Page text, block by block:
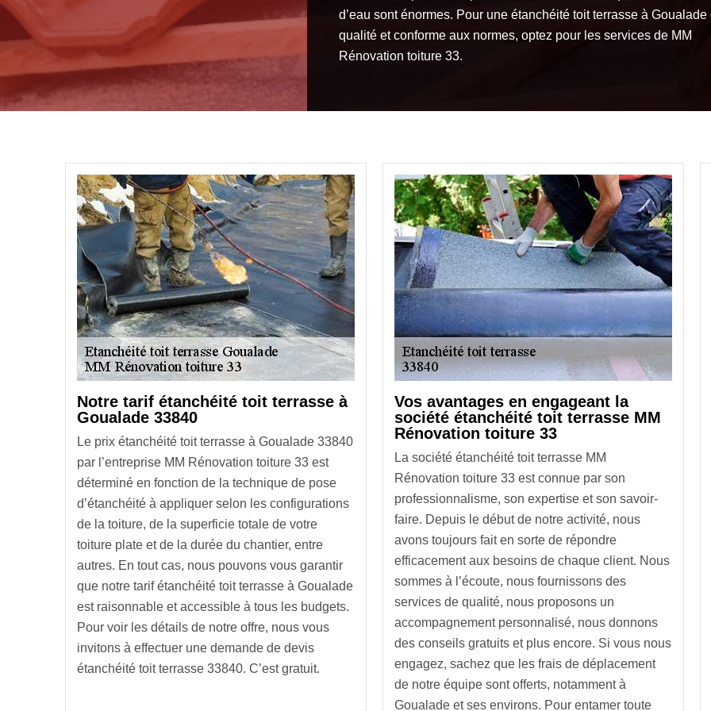
d’eau sont énormes. Pour une étanchéité toit terrasse à Goualade
qualité et conforme aux normes, optez pour les services de MM
Rénovation toiture 33.
Notre tarif étanchéité toit terrasse à
Goualade 33840
Le prix étanchéité toit terrasse à Goualade 33840
par l’entreprise MM Rénovation toiture 33 est
déterminé en fonction de la technique de pose
d’étanchéité à appliquer selon les configurations
de la toiture, de la superficie totale de votre
toiture plate et de la durée du chantier, entre
autres. En tout cas, nous pouvons vous garantir
que notre tarif étanchéité toit terrasse à Goualade
est raisonnable et accessible à tous les budgets.
Pour voir les détails de notre offre, nous vous
invitons à effectuer une demande de devis
étanchéité toit terrasse 33840. C’est gratuit.
Vos avantages en engageant la
société étanchéité toit terrasse MM
Rénovation toiture 33
La société étanchéité toit terrasse MM
Rénovation toiture 33 est connue par son
professionnalisme, son expertise et son savoir-
faire. Depuis le début de notre activité, nous
avons toujours fait en sorte de répondre
efficacement aux besoins de chaque client. Nous
sommes à l’écoute, nous fournissons des
services de qualité, nous proposons un
accompagnement personnalisé, nous donnons
des conseils gratuits et plus encore. Si vous nous
engagez, sachez que les frais de déplacement
de notre équipe sont offerts, notamment à
Goualade et ses environs. Pour entamer toute